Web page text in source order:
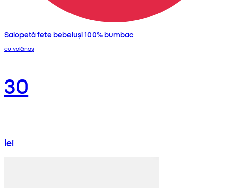
Salopetă fete bebeluși 100% bumbac
cu volănaș
30
lei